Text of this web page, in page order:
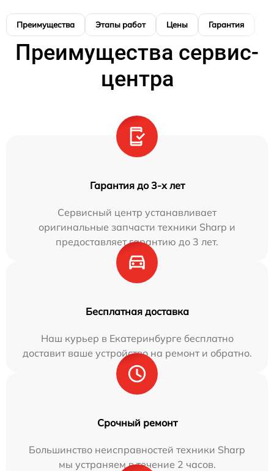
Преимущества Этапы работ Цены Гарантия
Преимущества сервис-
центра
Гарантия до 3-х лет
Сервисный центр устанавливает
оригинальные запчасти техники Sharp и
предоставляет гарантию до 3 лет.
Бесплатная доставка
Наш курьер в Екатеринбурге бесплатно
доставит ваше устройство на ремонт и обратно.
Срочный ремонт
Большинство неисправностей техники Sharp
мы устраняем в течение 2 часов.